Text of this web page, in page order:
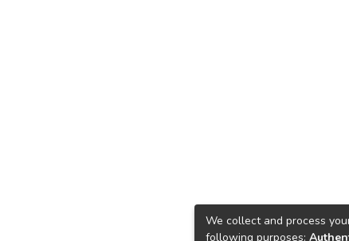
We collect and process
following purposes: